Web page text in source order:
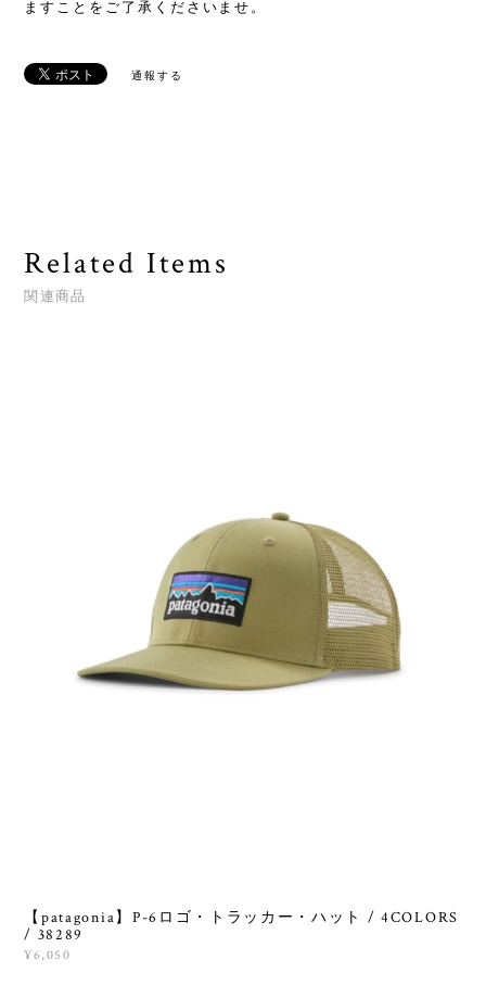
ますことをご了承くださいませ。
通報する
Related Items
関連商品
【patagonia】P-6ロゴ・トラッカー・ハット / 4COLORS
/ 38289
¥6,050